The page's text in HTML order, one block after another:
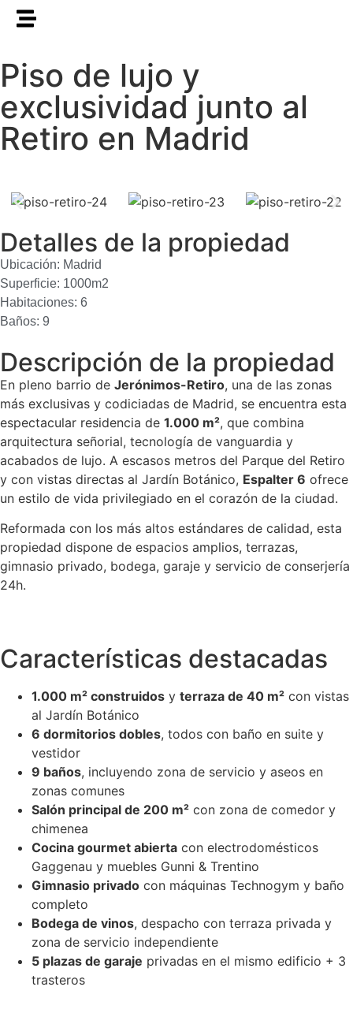
Piso de lujo y
exclusividad junto al
Retiro en Madrid
Detalles de la propiedad
Ubicación: Madrid
Superficie: 1000m2
Habitaciones: 6
Baños: 9
Descripción de la propiedad
En pleno barrio de Jerónimos-Retiro, una de las zonas
más exclusivas y codiciadas de Madrid, se encuentra esta
espectacular residencia de 1.000 m², que combina
arquitectura señorial, tecnología de vanguardia y
acabados de lujo. A escasos metros del Parque del Retiro
y con vistas directas al Jardín Botánico, Espalter 6 ofrece
un estilo de vida privilegiado en el corazón de la ciudad.
Reformada con los más altos estándares de calidad, esta
propiedad dispone de espacios amplios, terrazas,
gimnasio privado, bodega, garaje y servicio de conserjería
24h.
Características destacadas
1.000 m² construidos y terraza de 40 m² con vistas
al Jardín Botánico
6 dormitorios dobles, todos con baño en suite y
vestidor
9 baños, incluyendo zona de servicio y aseos en
zonas comunes
Salón principal de 200 m² con zona de comedor y
chimenea
Cocina gourmet abierta con electrodomésticos
Gaggenau y muebles Gunni & Trentino
Gimnasio privado con máquinas Technogym y baño
completo
Bodega de vinos, despacho con terraza privada y
zona de servicio independiente
5 plazas de garaje privadas en el mismo edificio + 3
trasteros